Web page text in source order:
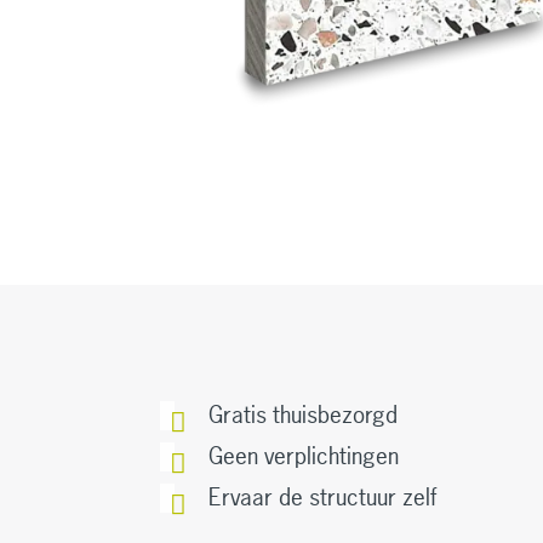
Gratis thuisbezorgd
Geen verplichtingen
Ervaar de structuur zelf